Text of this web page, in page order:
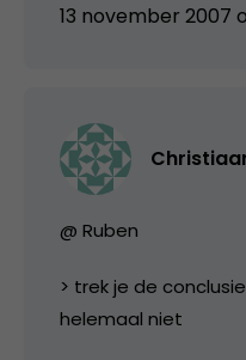
13 november 2007
@ Ruben
> trek je de
helemaal niet